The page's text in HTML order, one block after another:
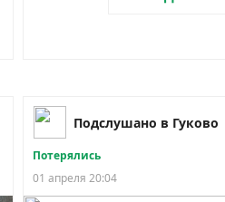
Подслушано в Гуково
Потерялись
01 апреля 20:04